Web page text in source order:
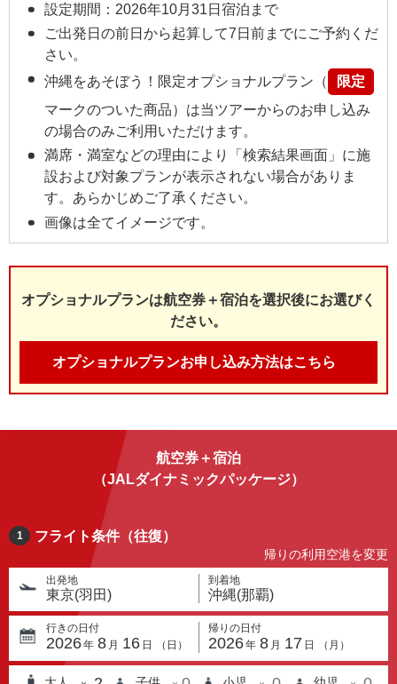
設定期間：2026年10月31日宿泊まで
ご出発日の前日から起算して7日前までにご予約くだ
さい。
沖縄をあそぼう！限定オプショナルプラン（
限定
マークのついた商品）は当ツアーからのお申し込み
の場合のみご利用いただけます。
満席・満室などの理由により「検索結果画面」に施
設および対象プランが表示されない場合がありま
す。あらかじめご了承ください。
画像は全てイメージです。
オプショナルプランは航空券＋宿泊を選択後にお選びく
ださい。
オプショナルプランお申し込み方法はこちら
航空券＋宿泊
（JALダイナミックパッケージ）
1 フライト条件（往復）
帰りの利用空港を変更
出発地
東京(羽田)
到着地
沖縄(那覇)
行きの日付
2026年 8 月 16 日 （ 日 ）
帰りの日付
2026年 8 月 17 日 （ 月 ）